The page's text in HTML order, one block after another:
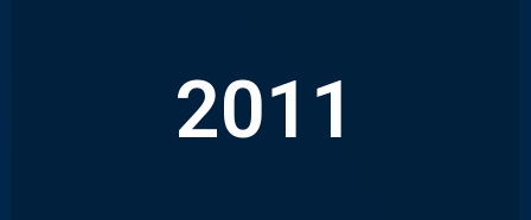
2011
L’ENTREPRISE POURSUIT SON DÉPLOIEMENT
EN OUVRANT UN SITE TECHNIQUE À
MONTPELLIER